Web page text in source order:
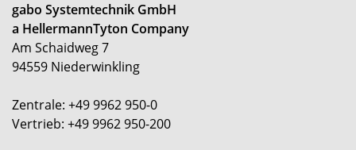
gabo Systemtechnik GmbH
a HellermannTyton Company
Am Schaidweg 7
94559 Niederwinkling
Zentrale: +49 9962 950-0
Vertrieb: +49 9962 950-200